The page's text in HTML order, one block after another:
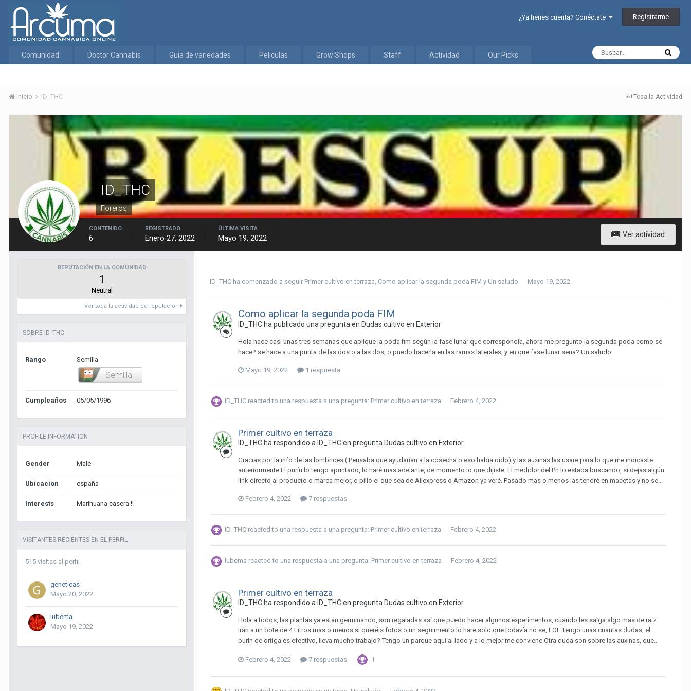
¿Ya tienes cuenta? Conéctate Registrarme
Comunidad Doctor Cannabis Guia de variedades Peliculas Grow Shops Staff Actividad Our Picks
Toda la Actividad
Inicio ID_THC
ID_THC
Foreros
Ver actividad
CONTENIDO
6
REGISTRADO
Enero 27, 2022
ÚLTIMA VISITA
Mayo 19, 2022
REPUTACIÓN EN LA COMUNIDAD
1
Neutral
Ver toda la actividad de reputación
SOBRE ID_THC
Rango Semilla
Cumpleaños 05/05/1996
PROFILE INFORMATION
Gender Male
Ubicacion españa
Interests Marihuana casera !!
VISITANTES RECIENTES EN EL PERFIL
515 visitas al perfil
geneticas
Mayo 20, 2022
lubema
Mayo 19, 2022
ID_THC ha comenzado a seguir Primer cultivo en terraza, Como aplicar la segunda poda FIM y Un saludo Mayo 19, 2022
Como aplicar la segunda poda FIM
ID_THC ha publicado una pregunta en Dudas cultivo en Exterior
Hola hace casi unas tres semanas que aplique la poda fim según la fase lunar que correspondía, ahora me pregunto la segunda poda como se
hace? se hace a una punta de las dos o a las dos, o puedo hacerla en las ramas laterales, y en que fase lunar seria? Un saludo
Mayo 19, 2022 1 respuesta
ID_THC reacted to una respuesta a una pregunta: Primer cultivo en terraza Febrero 4, 2022
Primer cultivo en terraza
ID_THC ha respondido a ID_THC en pregunta Dudas cultivo en Exterior
Gracias por la info de las lombrices ( Pensaba que ayudarían a la cosecha o eso había oído) y las auxinas las usare para lo que me indicaste
anteriormente El purín lo tengo apuntado, lo haré mas adelante, de momento lo que dijiste. El medidor del Ph lo estaba buscando, si dejas algún
link directo al producto o marca mejor, o pillo el que sea de Aliexpress o Amazon ya veré. Pasado mas o menos las tendré en macetas y no se...
Febrero 4, 2022 7 respuestas
ID_THC reacted to una respuesta a una pregunta: Primer cultivo en terraza Febrero 4, 2022
lubema reacted to una respuesta a una pregunta: Primer cultivo en terraza Febrero 4, 2022
Primer cultivo en terraza
ID_THC ha respondido a ID_THC en pregunta Dudas cultivo en Exterior
Hola a todos, las plantas ya están germinando, son regaladas así que puedo hacer algunos experimentos, cuando les salga algo mas de raíz
irán a un bote de 4 Litros mas o menos si queréis fotos o un seguimiento lo hare solo que todavía no se, LOL Tengo unas cuantas dudas, el
purín de ortiga es efectivo, lleva mucho trabajo? Tengo un parque aquí al lado y a lo mejor me conviene Otra duda son sobre las auxinas, que...
Febrero 4, 2022 7 respuestas 1